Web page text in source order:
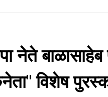
नेते
विशेष